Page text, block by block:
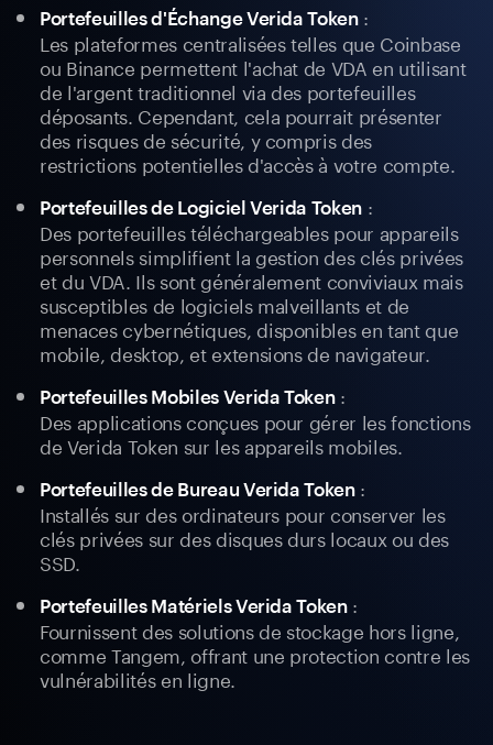
Portefeuilles d'Échange Verida Token:
Les plateformes centralisées telles que Coinbase
ou Binance permettent l'achat de VDA en utilisant
de l'argent traditionnel via des portefeuilles
déposants. Cependant, cela pourrait présenter
des risques de sécurité, y compris des
restrictions potentielles d'accès à votre compte.
Portefeuilles de Logiciel Verida Token :
Des portefeuilles téléchargeables pour appareils
personnels simplifient la gestion des clés privées
et du VDA. Ils sont généralement conviviaux mais
susceptibles de logiciels malveillants et de
menaces cybernétiques, disponibles en tant que
mobile, desktop, et extensions de navigateur.
Portefeuilles Mobiles Verida Token:
Des applications conçues pour gérer les fonctions
de Verida Token sur les appareils mobiles.
Portefeuilles de Bureau Verida Token:
Installés sur des ordinateurs pour conserver les
clés privées sur des disques durs locaux ou des
SSD.
Portefeuilles Matériels Verida Token:
Fournissent des solutions de stockage hors ligne,
comme Tangem, offrant une protection contre les
vulnérabilités en ligne.